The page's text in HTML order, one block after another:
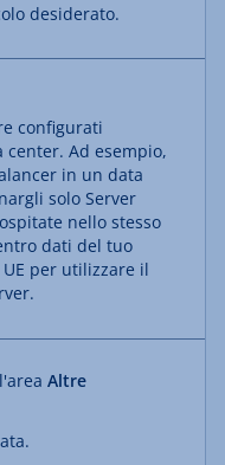
desiderato.
configurati
Ad esempio,
in un data
solo Server
nello stesso
dati del tuo
per utilizzare il
Altre